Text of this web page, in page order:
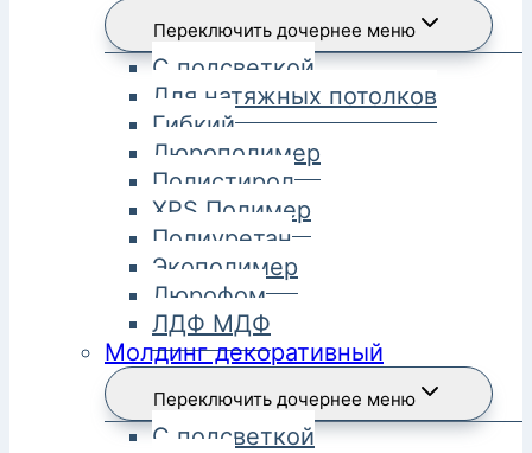
Переключить дочернее меню
С подсветкой
Для натяжных потолков
Гибкий
Дюрополимер
Полистирол
XPS Полимер
Полиуретан
Экополимер
Дюрофом
ЛДФ МДФ
Молдинг декоративный
Переключить дочернее меню
С подсветкой